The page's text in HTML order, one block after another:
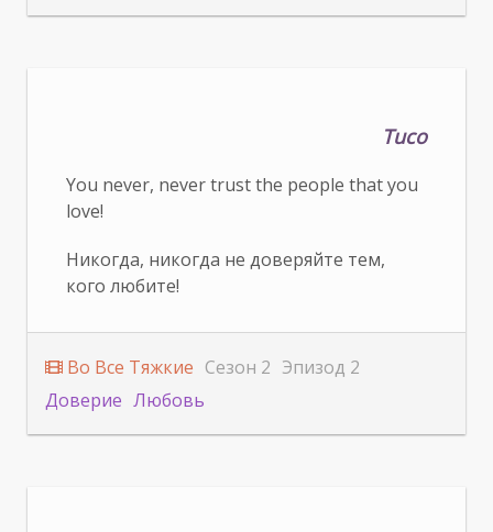
Tuco
You never, never trust the people that you
love!
Никогда, никогда не доверяйте тем,
кого любите!
Во Все Тяжкие Сезон 2 Эпизод 2
Доверие Любовь